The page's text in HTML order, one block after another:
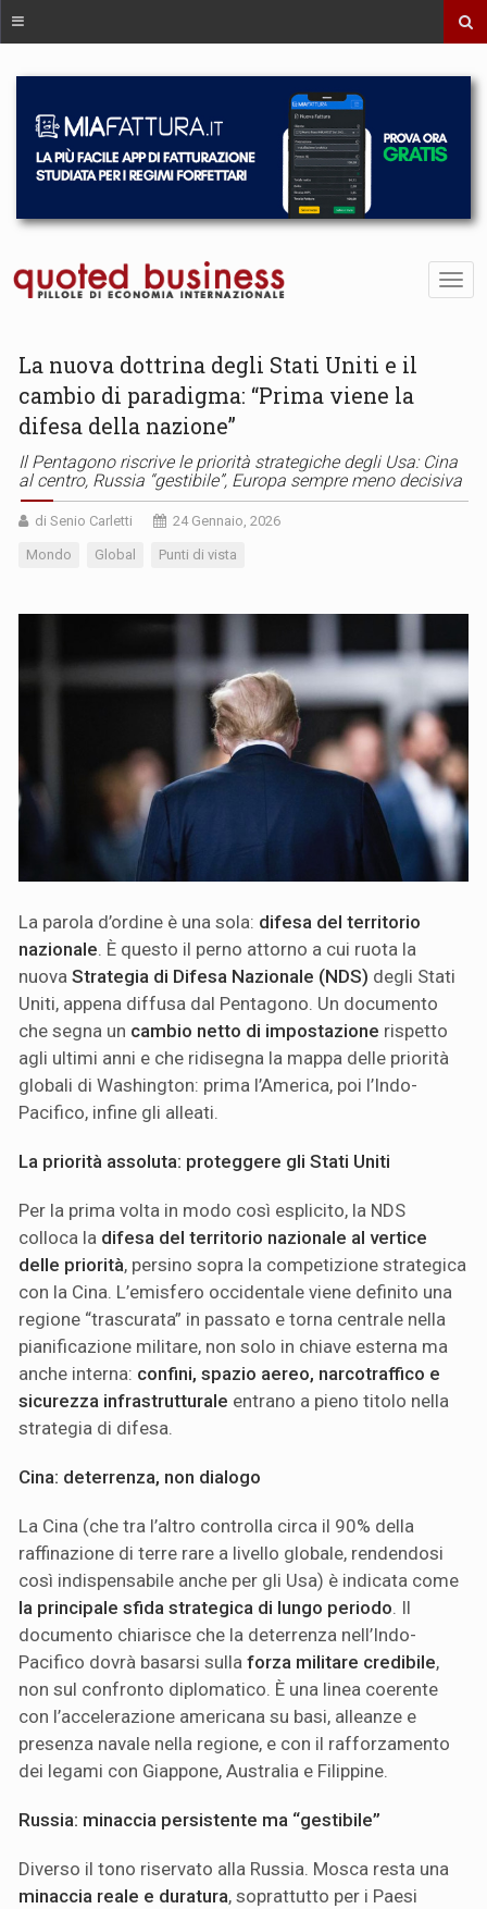
La nuova dottrina degli Stati Uniti e il
cambio di paradigma: “Prima viene la
difesa della nazione”
Il Pentagono riscrive le priorità strategiche degli Usa: Cina
al centro, Russia “gestibile”, Europa sempre meno decisiva
di Senio Carletti 24 Gennaio, 2026
Mondo Global Punti di vista
La parola d’ordine è una sola: difesa del territorio
nazionale. È questo il perno attorno a cui ruota la
nuova Strategia di Difesa Nazionale (NDS) degli Stati
Uniti, appena diffusa dal Pentagono. Un documento
che segna un cambio netto di impostazione rispetto
agli ultimi anni e che ridisegna la mappa delle priorità
globali di Washington: prima l’America, poi l’Indo-
Pacifico, infine gli alleati.
La priorità assoluta: proteggere gli Stati Uniti
Per la prima volta in modo così esplicito, la NDS
colloca la difesa del territorio nazionale al vertice
delle priorità, persino sopra la competizione strategica
con la Cina. L’emisfero occidentale viene definito una
regione “trascurata” in passato e torna centrale nella
pianificazione militare, non solo in chiave esterna ma
anche interna: confini, spazio aereo, narcotraffico e
sicurezza infrastrutturale entrano a pieno titolo nella
strategia di difesa.
Cina: deterrenza, non dialogo
La Cina (che tra l’altro controlla circa il 90% della
raffinazione di terre rare a livello globale, rendendosi
così indispensabile anche per gli Usa) è indicata come
la principale sfida strategica di lungo periodo. Il
documento chiarisce che la deterrenza nell’Indo-
Pacifico dovrà basarsi sulla forza militare credibile,
non sul confronto diplomatico. È una linea coerente
con l’accelerazione americana su basi, alleanze e
presenza navale nella regione, e con il rafforzamento
dei legami con Giappone, Australia e Filippine.
Russia: minaccia persistente ma “gestibile”
Diverso il tono riservato alla Russia. Mosca resta una
minaccia reale e duratura, soprattutto per i Paesi